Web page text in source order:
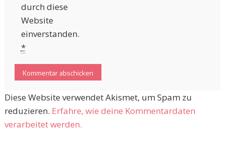
durch diese
Website
einverstanden.
*
Diese Website verwendet Akismet, um Spam zu
reduzieren. Erfahre, wie deine Kommentardaten
verarbeitet werden.